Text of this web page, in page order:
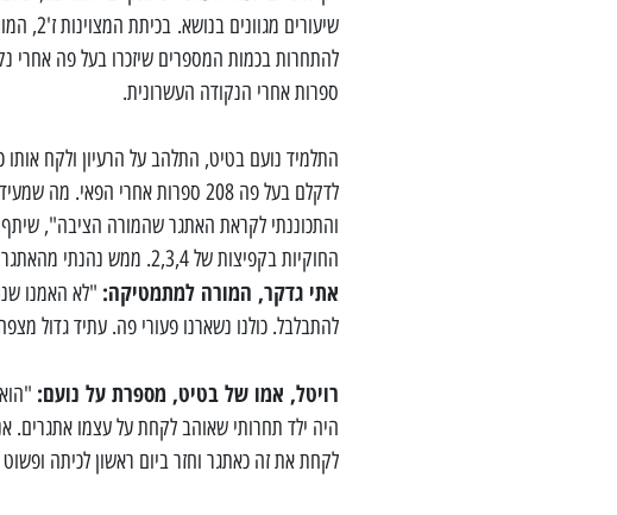
ספרות אחרי הנקודה העשרונית.
התלמיד נועם בטיט, התלהב על הרעיון ולקח
לדקלם בעל פה 208 ספרות אחרי
והתכוננתי לקראת האתגר שהמורה הציבה",
החוקיות בקפיצות של 2,3,4. ממש נהנתי מהאתגר והתוצאה".
אתי גדקר, המורה למתמטיקה:
להתבלבל. כולנו נשארנו פעורי פה. עתיד גדול
רויטל, אמו של בטיט, מספרת על נועם:
היה ילד תחרותי שאוהב לקחת על עצמו אתגרים.
לקחת את זה כאתגר וחזר ביום ראשון לכיתה